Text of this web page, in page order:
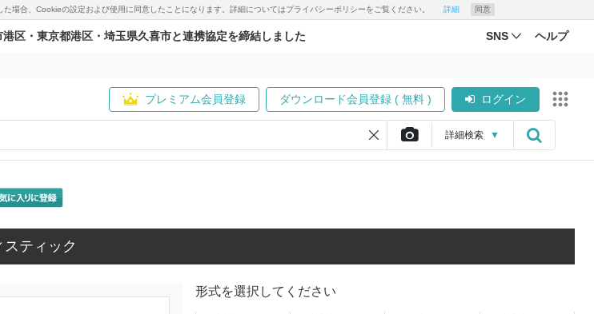
場合、Cookieの設定および使用に同意したことになります。詳細についてはプライバシーポリシーをご覧ください。 詳細 同意
区・東京都港区・埼玉県久喜市と連携協定を締結しました SNS ヘルプ
プレミアム会員登録 ダウンロード会員登録 ( 無料 ) ログイン
詳細検索 ▼
ティック
形式を選択してください